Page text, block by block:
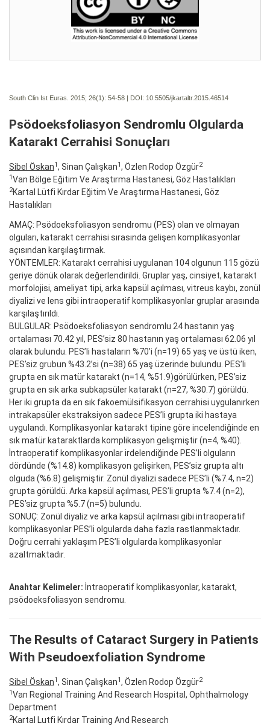
South Clin Ist Euras. 2015; 26(1): 54-58 | DOI: 10.5505/jkartaltr.2015.46514
Psödoeksfoliasyon Sendromlu Olgularda
Katarakt Cerrahisi Sonuçları
Sibel Öskan1, Sinan Çalışkan1, Özlen Rodop Özgür2
1Van Bölge Eğitim Ve Araştırma Hastanesi, Göz Hastalıkları
2Kartal Lütfi Kırdar Eğitim Ve Araştırma Hastanesi, Göz
Hastalıkları
AMAÇ: Psödoeksfoliasyon sendromu (PES) olan ve olmayan
olguları, katarakt cerrahisi sırasında gelişen komplikasyonlar
açısından karşılaştırmak.
YÖNTEMLER: Katarakt cerrahisi uygulanan 104 olgunun 115 gözü
geriye dönük olarak değerlendirildi. Gruplar yaş, cinsiyet, katarakt
morfolojisi, ameliyat tipi, arka kapsül açılması, vitreus kaybı, zonül
diyalizi ve lens gibi intraoperatif komplikasyonlar gruplar arasında
karşılaştırıldı.
BULGULAR: Psödoeksfoliasyon sendromlu 24 hastanın yaş
ortalaması 70.42 yıl, PES’siz 80 hastanın yaş ortalaması 62.06 yıl
olarak bulundu. PES’li hastaların %70’i (n=19) 65 yaş ve üstü iken,
PES’siz grubun %43.2’si (n=38) 65 yaş üzerinde bulundu. PES’li
grupta en sık matür katarakt (n=14, %51.9)görülürken, PES’siz
grupta en sık arka subkapsüler katarakt (n=27, %30.7) görüldü.
Her iki grupta da en sık fakoemülsifikasyon cerrahisi uygulanırken
intrakapsüler ekstraksiyon sadece PES’li grupta iki hastaya
uygulandı. Komplikasyonlar katarakt tipine göre incelendiğinde en
sık matür kataraktlarda komplikasyon gelişmiştir (n=4, %40).
İntraoperatif komplikasyonlar irdelendiğinde PES’li olguların
dördünde (%14.8) komplikasyon gelişirken, PES’siz grupta altı
olguda (%6.8) gelişmiştir. Zonül diyalizi sadece PES’li (%7.4, n=2)
grupta görüldü. Arka kapsül açılması, PES’li grupta %7.4 (n=2),
PES’siz grupta %5.7 (n=5) bulundu.
SONUÇ: Zonül diyaliz ve arka kapsül açılması gibi intraoperatif
komplikasyonlar PES’li olgularda daha fazla rastlanmaktadır.
Doğru cerrahi yaklaşım PES’li olgularda komplikasyonlar
azaltmaktadır.
Anahtar Kelimeler: İntraoperatif komplikasyonlar, katarakt,
psödoeksfoliasyon sendromu.
The Results of Cataract Surgery in Patients
With Pseudoexfoliation Syndrome
Sibel Öskan1, Sinan Çalışkan1, Özlen Rodop Özgür2
1Van Regional Training And Research Hospital, Ophthalmology
Department
2Kartal Lutfi Kırdar Training And Research